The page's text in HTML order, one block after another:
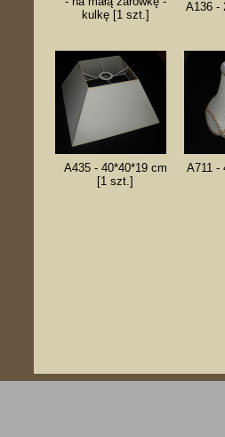
kulkę [1 szt.]
A136 -
A435 - 40*40*19 cm
[1 szt.]
A711 -